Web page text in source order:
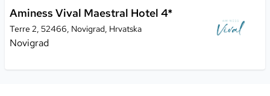
Aminess Vival Maestral Hotel 4*
Terre 2, 52466, Novigrad, Hrvatska
Novigrad